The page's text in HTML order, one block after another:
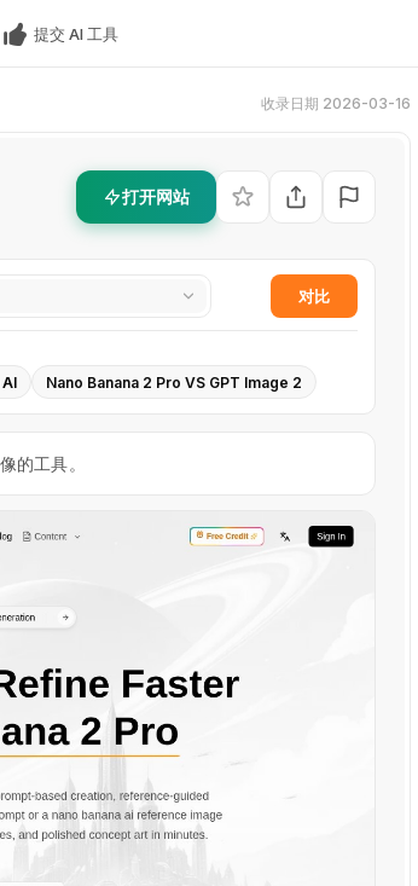
提交 AI 工具
收录日期 2026-03-16
打开网站
对比
Nano Banana 2 Pro VS GPT Image 2
的工具。